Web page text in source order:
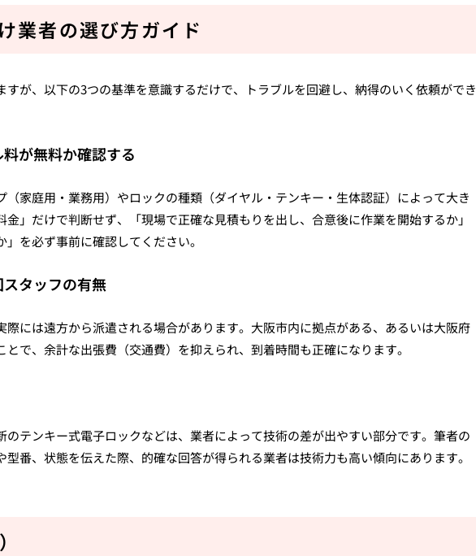
業者の選び方ガイド
が、以下の3つの基準を意識するだけで、トラブルを回避し、納得のいく依頼ができ
が無料か確認する
家庭用・業務用）やロックの種類（ダイヤル・テンキー・生体認証）によって大き
」だけで判断せず、「現場で正確な見積もりを出し、合意後に作業を開始するか」
」を必ず事前に確認してください。
タッフの有無
際には遠方から派遣される場合があります。大阪市内に拠点がある、あるいは大阪府
で、余計な出張費（交通費）を抑えられ、到着時間も正確になります。
テンキー式電子ロックなどは、業者によって技術の差が出やすい部分です。筆者の
番、状態を伝えた際、的確な回答が得られる業者は技術力も高い傾向にあります。